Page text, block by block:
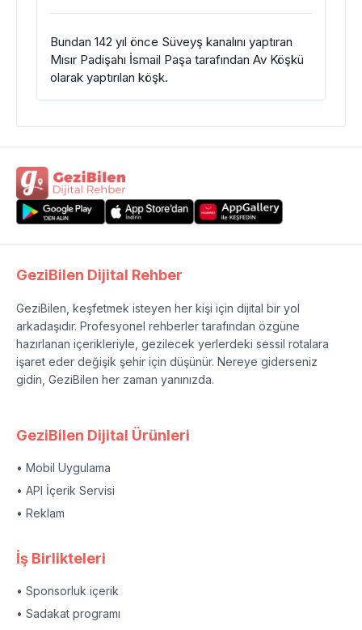
Bundan 142 yıl önce Süveyş kanalını yaptıran
Mısır Padişahı İsmail Paşa tarafından Av Köşkü
olarak yaptırılan köşk.
GeziBilen Dijital Rehber
GeziBilen, keşfetmek isteyen her kişi için dijital bir yol
arkadaşıdır. Profesyonel rehberler tarafından özgüne
hazırlanan içerikleriyle, gezilecek yerlerdeki sessil rotalara
işaret eder değişik şehir için düşünür. Nereye giderseniz
gidin, GeziBilen her zaman yanınızda.
GeziBilen Dijital Ürünleri
• Mobil Uygulama
• API İçerik Servisi
• Reklam
İş Birlikteleri
• Sponsorluk içerik
• Sadakat programı